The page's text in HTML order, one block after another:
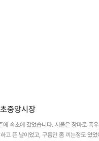
중앙시장
에 속초에 갔었습니다. 서울은 장마로 폭
고 뜬 날이었고, 구름만 좀 끼는정도 였